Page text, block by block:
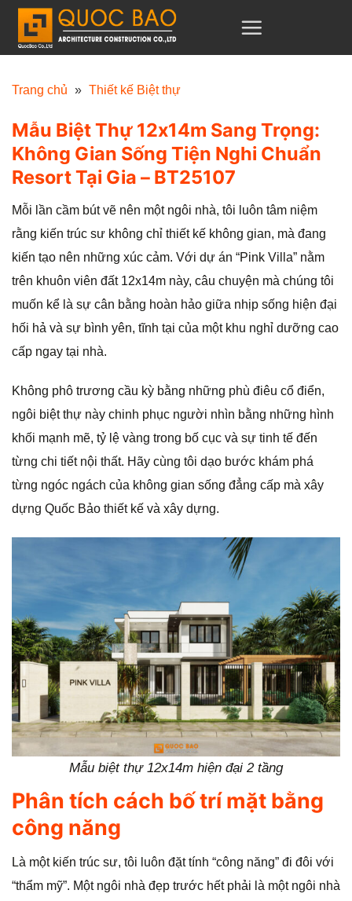
u
Trang chủ » Thiết kế Biệt thự
Mẫu Biệt Thự 12x14m Sang Trọng:
Không Gian Sống Tiện Nghi Chuẩn
Resort Tại Gia – BT25107
Mỗi lần cầm bút vẽ nên một ngôi nhà, tôi luôn tâm niệm
rằng kiến trúc sư không chỉ thiết kế không gian, mà đang
kiến tạo nên những xúc cảm. Với dự án “Pink Villa” nằm
trên khuôn viên đất 12x14m này, câu chuyện mà chúng tôi
muốn kể là sự cân bằng hoàn hảo giữa nhịp sống hiện đại
hối hả và sự bình yên, tĩnh tại của một khu nghỉ dưỡng cao
cấp ngay tại nhà.
Không phô trương cầu kỳ bằng những phù điêu cổ điển,
ngôi biệt thự này chinh phục người nhìn bằng những hình
khối mạnh mẽ, tỷ lệ vàng trong bố cục và sự tinh tế đến
từng chi tiết nội thất. Hãy cùng tôi dạo bước khám phá
từng ngóc ngách của không gian sống đẳng cấp mà xây
dựng Quốc Bảo thiết kế và xây dựng.
Mẫu biệt thự 12x14m hiện đại 2 tầng
Phân tích cách bố trí mặt bằng
công năng
Là một kiến trúc sư, tôi luôn đặt tính “công năng” đi đôi với
“thẩm mỹ”. Một ngôi nhà đẹp trước hết phải là một ngôi nhà